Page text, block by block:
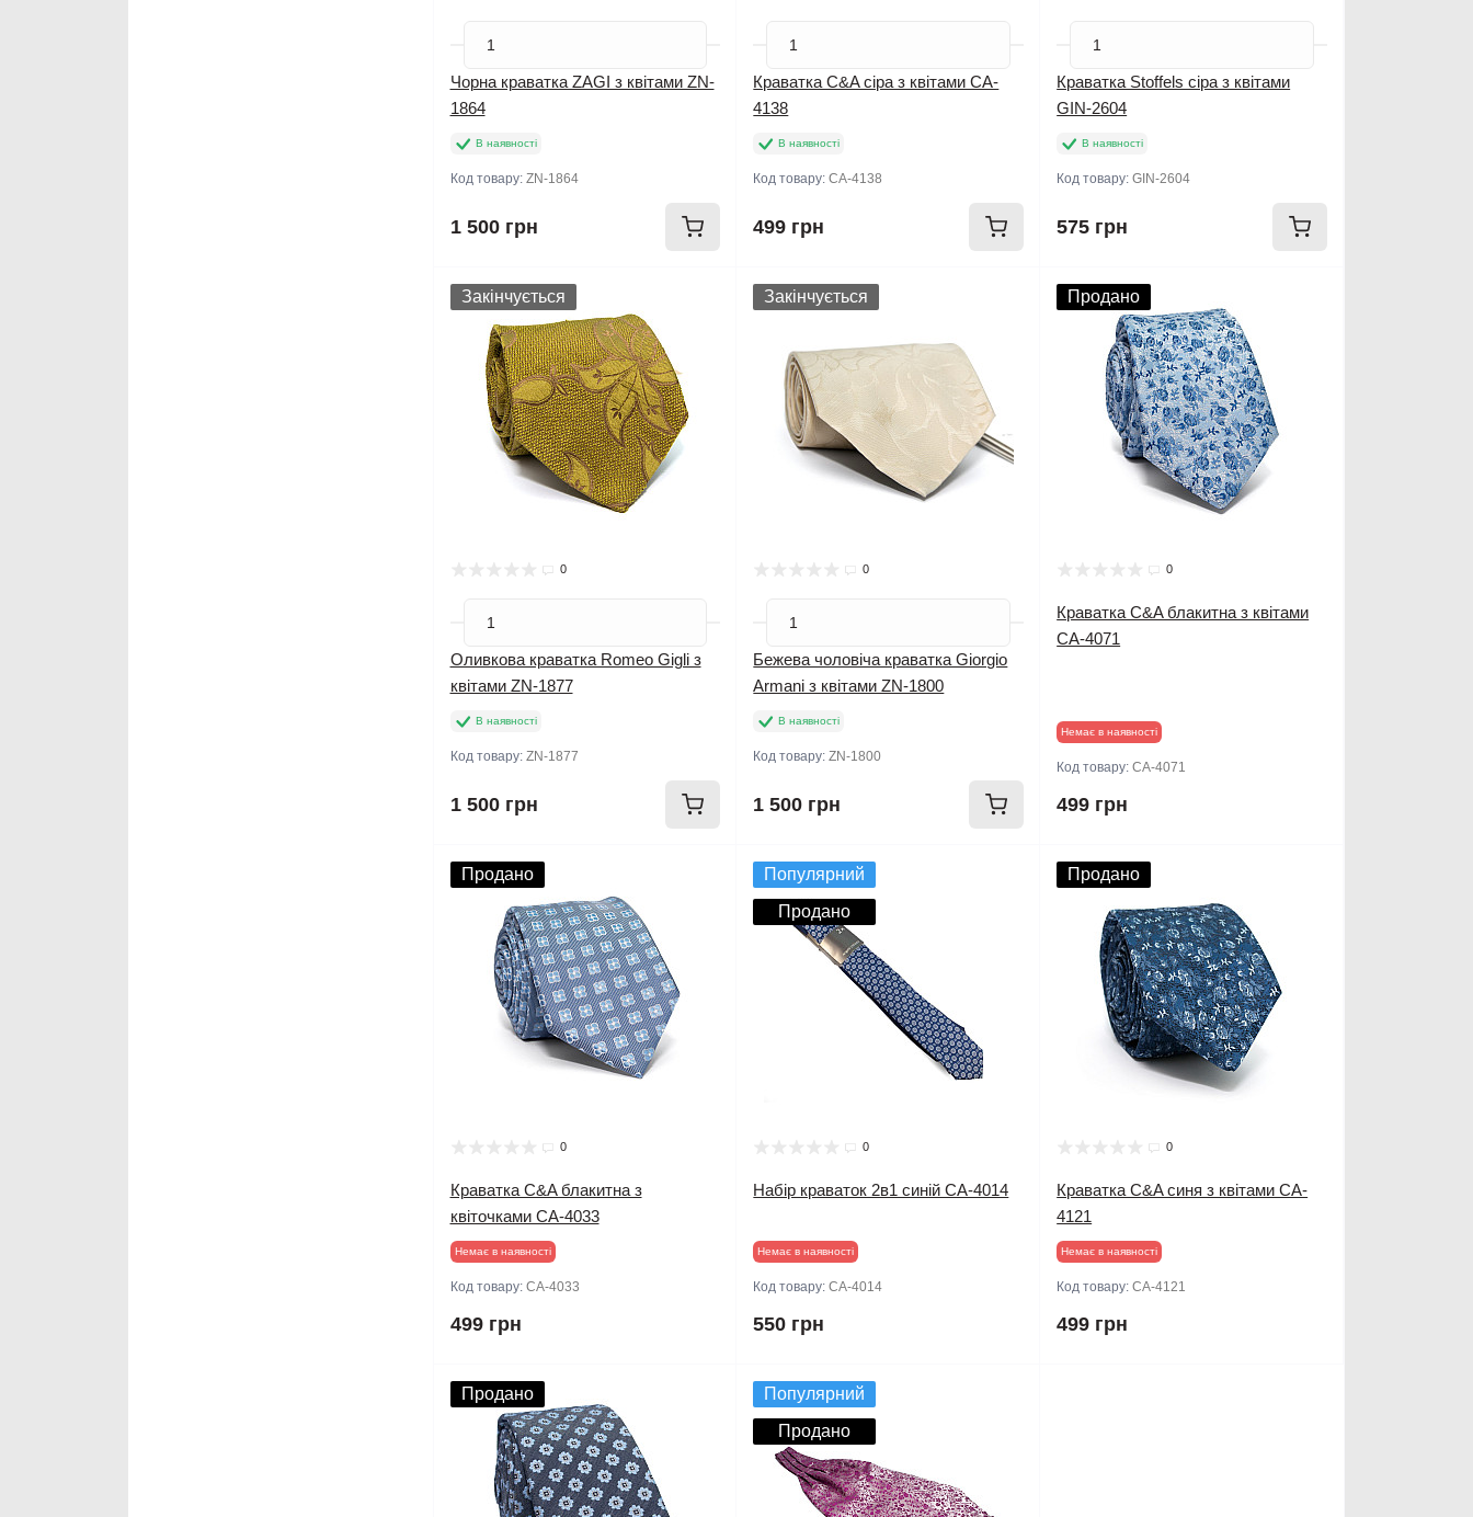
Чорна краватка ZAGI з квітами ZN-
1864
В наявності
Код товару: ZN-1864
1 500 грн
Краватка C&A сіра з квітами CA-
4138
В наявності
Код товару:CA-4138
499 грн
Краватка Stoffels сіра з квітами
GIN-2604
В наявності
Код товару:GIN-2604
575 грн
Закінчується
0
Оливкова краватка Romeo Gigli з
квітами ZN-1877
В наявності
Код товару: ZN-1877
1 500 грн
Закінчується
0
Бежева чоловіча краватка Giorgio
Armani з квітами ZN-1800
В наявності
Код товару:ZN-1800
1 500 грн
Продано
0
Краватка C&A блакитна з квітами
CA-4071
Немає в наявності
Код товару:CA-4071
499 грн
Продано
0
Краватка C&A блакитна з
квіточками CA-4033
Немає в наявності
Код товару: CA-4033
499 грн
Популярний
Продано
0
Набір краваток 2в1 синій CA-4014
Немає в наявності
Код товару:CA-4014
550 грн
Продано
0
Краватка C&A синя з квітами CA-
4121
Немає в наявності
Код товару:CA-4121
499 грн
Продано
Популярний
Продано